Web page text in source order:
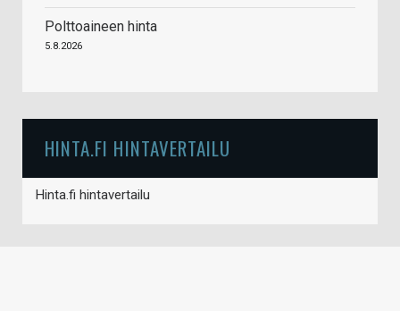
Polttoaineen hinta
5.8.2026
HINTA.FI HINTAVERTAILU
Hinta.fi hintavertailu